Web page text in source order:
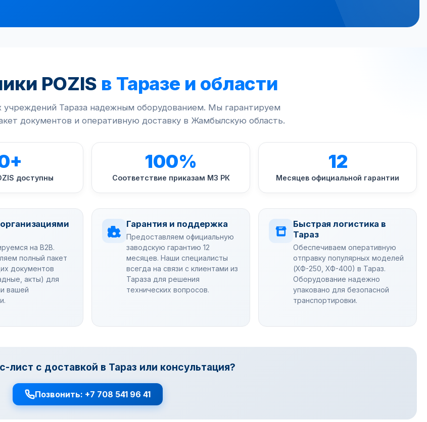
POZIS в Таразе и области
Тараза надежным оборудованием. Мы гарантируем
документов и оперативную доставку в Жамбылскую область.
доступны
100%
Соответствие приказам МЗ РК
12
Месяцев официальной гарантии
на B2B.
полный пакет
документов
акты) для
вашей
Гарантия и поддержка
Предоставляем официальную
заводскую гарантию 12
месяцев. Наши специалисты
всегда на связи с клиентами из
Тараза для решения
технических вопросов.
Быстрая логистика в
Тараз
Обеспечиваем оперативную
отправку популярных моделей
(ХФ-250, ХФ-400) в Тараз.
Оборудование надежно
упаковано для безопасной
транспортировки.
лист с доставкой в Тараз или консультация?
Позвонить: +7 708 541 96 41